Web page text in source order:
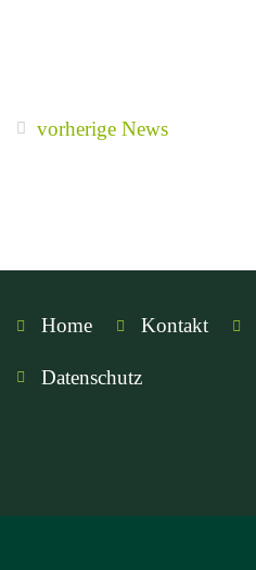
vorherige News
Home Kontakt
Datenschutz